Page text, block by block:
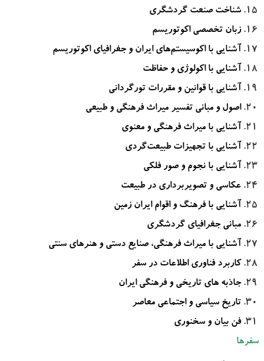
شناخت صنعت گردشگری
زبان تخصصی اکوتوریسم
آشنایی با اکوسیستم‌های ایران و جغرافیای اکوتوریسم
آشنایی با اکولوژی و حفاظت
آشنایی با قوانین و مقررات تورگردانی
اصول و مبانی تفسیر میراث فرهنگی و طبیعی
آشنایی با میراث فرهنگی و معنوی
آشنایی با تجهیزات طبیعت‌گردی
آشنایی با نجوم و صور فلکی
عکاسی و تصویربرداری در طبیعت
آشنایی با فرهنگ و اقوام ایران زمین
مبانی جغرافیای گردشگری
آشنایی با میراث فرهنگی، صنایع دستی و هنرهای سنتی
کاربرد فناوری اطلاعات در سفر
جاذبه های تاریخی و فرهنگی ایران
تاریخ سیاسی و اجتماعی معاصر
فن بیان و سخنوری
سفرها